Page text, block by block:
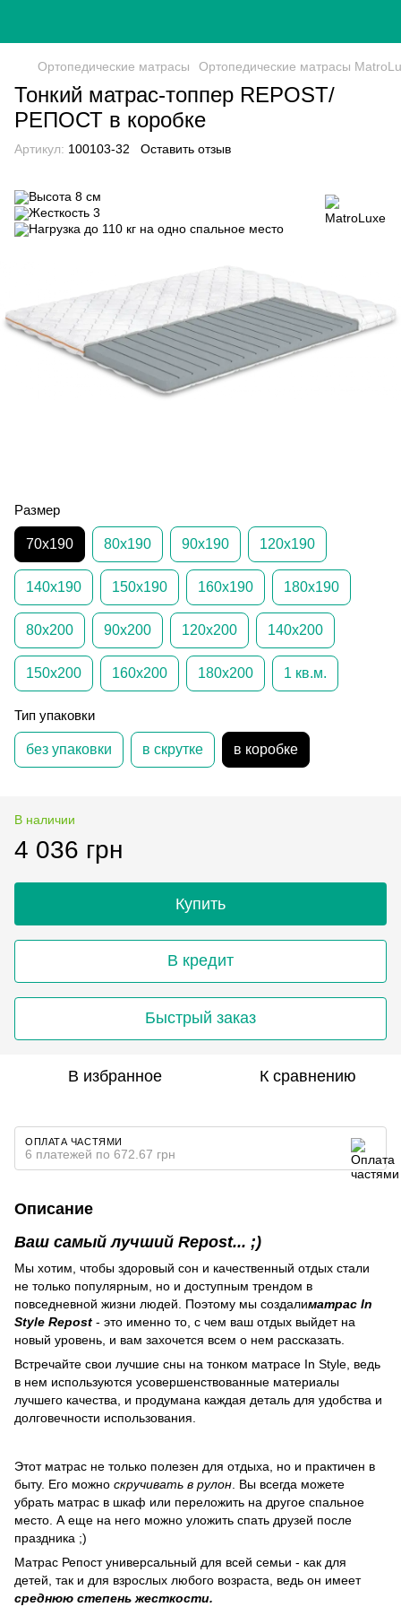
Ортопедические матрасы Ортопедические матрасы
Тонкий матрас-топпер REPOST/
РЕПОСТ в коробке
Артикул: 100103-32 Оставить отзыв
Размер
70х190 80х190 90х190 120х190
140х190 150х190 160х190 180х190
80х200 90х200 120х200 140х200
150х200 160х200 180х200 1 кв.м.
Тип упаковки
без упаковки в скрутке в коробке
В наличии
4 036 грн
Купить
В кредит
Быстрый заказ
В избранное К сравнению
ОПЛАТА ЧАСТЯМИ
6 платежей по 672.67 грн
Описание
Ваш самый лучший Repost... ;)
Мы хотим, чтобы здоровый сон и качественный отдых стали
не только популярным, но и доступным трендом в
повседневной жизни людей. Поэтому мы создалиматрас In
Style Repost - это именно то, с чем ваш отдых выйдет на
новый уровень, и вам захочется всем о нем рассказать.
Встречайте свои лучшие сны на тонком матрасе In Style, ведь
в нем используются усовершенствованные материалы
лучшего качества, и продумана каждая деталь для удобства и
долговечности использования.
Этот матрас не только полезен для отдыха, но и практичен в
быту. Его можно скручивать в рулон . Вы всегда можете
убрать матрас в шкаф или переложить на другое спальное
место. А еще на него можно уложить спать друзей после
праздника ;)
Матрас Репост универсальный для всей семьи - как для
детей, так и для взрослых любого возраста, ведь он имеет
среднюю степень жесткости.